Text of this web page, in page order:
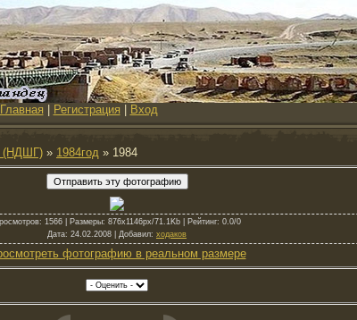
Главная Регистрация Вход
(НДШГ) » 1984год » 1984
: 1566 | Размеры: 876x1146px/71.1Kb | Рейтинг: 0.0/0
Дата: 24.02.2008 | Добавил: ходаков
фотографию в реальном размере